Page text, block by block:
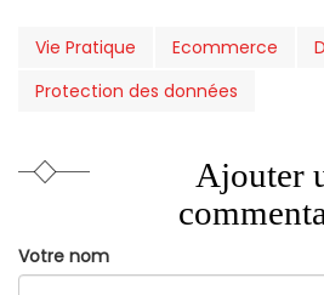
Vie Pratique Ecommerce
Protection des données
Ajouter
Votre nom